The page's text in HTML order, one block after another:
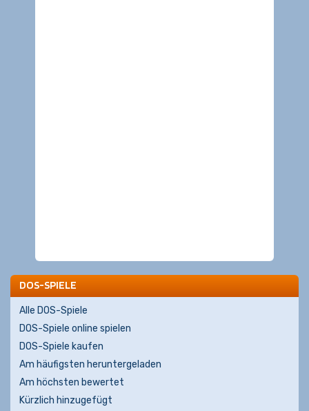
DOS-SPIELE
Alle DOS-Spiele
DOS-Spiele online spielen
DOS-Spiele kaufen
Am häufigsten heruntergeladen
Am höchsten bewertet
Kürzlich hinzugefügt